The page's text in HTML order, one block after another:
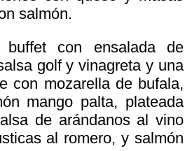
salmón.
con ensalada de
golf y vinagreta y una
con mozarella de bufala,
mango palta, plateada
de arándanos al vino
al romero, y salmón